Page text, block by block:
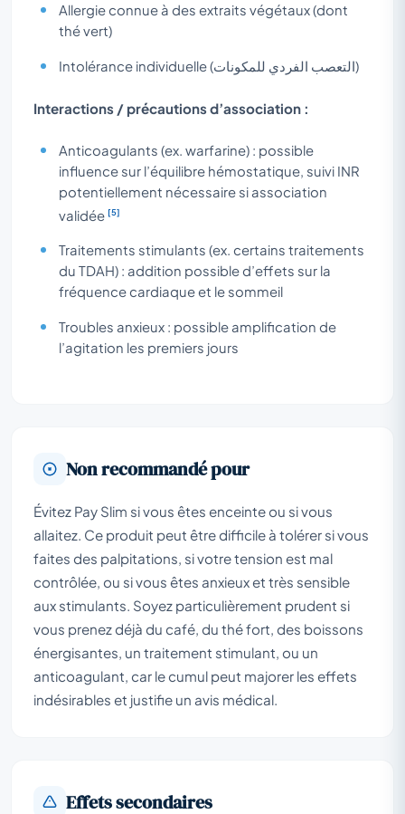
Allergie connue à des extraits végétaux (dont
thé vert)
Intolérance individuelle (التعصب الفردي للمكونات)
Interactions / précautions d’association :
Anticoagulants (ex. warfarine) : possible
influence sur l’équilibre hémostatique, suivi INR
potentiellement nécessaire si association
validée [5]
Traitements stimulants (ex. certains traitements
du TDAH) : addition possible d’effets sur la
fréquence cardiaque et le sommeil
Troubles anxieux : possible amplification de
l’agitation les premiers jours
Non recommandé pour
Évitez Pay Slim si vous êtes enceinte ou si vous
allaitez. Ce produit peut être difficile à tolérer si vous
faites des palpitations, si votre tension est mal
contrôlée, ou si vous êtes anxieux et très sensible
aux stimulants. Soyez particulièrement prudent si
vous prenez déjà du café, du thé fort, des boissons
énergisantes, un traitement stimulant, ou un
anticoagulant, car le cumul peut majorer les effets
indésirables et justifie un avis médical.
Effets secondaires